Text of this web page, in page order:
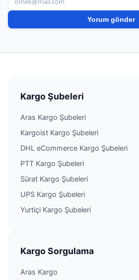
Kargo Şubeleri
Aras Kargo Şubeleri
Kargoist Kargo Şubeleri
DHL eCommerce Kargo Şubeleri
PTT Kargo Şubeleri
Sürat Kargo Şubeleri
UPS Kargo Şubeleri
Yurtiçi Kargo Şubeleri
Kargo Sorgulama
Aras Kargo